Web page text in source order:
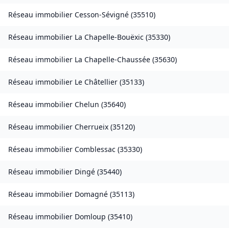
Réseau immobilier Cesson-Sévigné (35510)
Réseau immobilier La Chapelle-Bouëxic (35330)
Réseau immobilier La Chapelle-Chaussée (35630)
Réseau immobilier Le Châtellier (35133)
Réseau immobilier Chelun (35640)
Réseau immobilier Cherrueix (35120)
Réseau immobilier Comblessac (35330)
Réseau immobilier Dingé (35440)
Réseau immobilier Domagné (35113)
Réseau immobilier Domloup (35410)